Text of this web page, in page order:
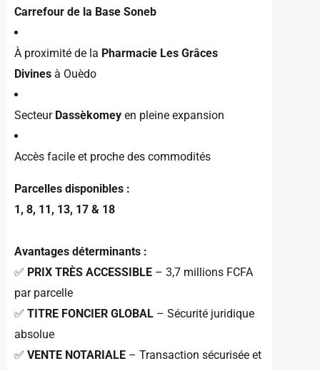
Carrefour de la Base Soneb
À proximité de la Pharmacie Les Grâces
Divines à Ouèdo
Secteur Dassèkomey en pleine expansion
Accès facile et proche des commodités
Parcelles disponibles :
1, 8, 11, 13, 17 & 18
Avantages déterminants :
✅ PRIX TRÈS ACCESSIBLE – 3,7 millions FCFA
par parcelle
✅ TITRE FONCIER GLOBAL – Sécurité juridique
absolue
✅ VENTE NOTARIALE – Transaction sécurisée et